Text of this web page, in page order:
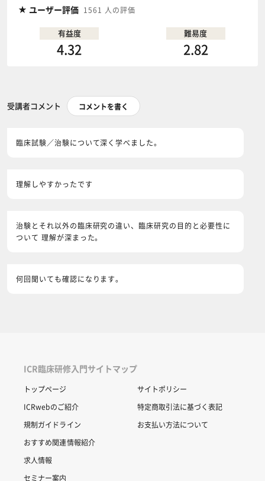
ユーザー評価 1561 人の評価
有益度
4.32
難易度
2.82
受講者コメント コメントを書く
臨床試験／治験について深く学べました。
理解しやすかったです
治験とそれ以外の臨床研究の違い、臨床研究の目的と必要性に
ついて 理解が深まった。
何回聞いても確認になります。
ICR臨床研修入門サイトマップ
トップページ
ICRwebのご紹介
規制ガイドライン
おすすめ関連情報紹介
求人情報
セミナー案内
サイトポリシー
特定商取引法に基づく表記
お支払い方法について